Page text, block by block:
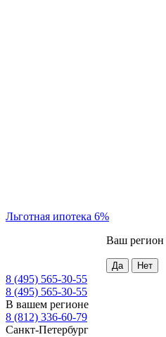
Льготная ипотека 6%
Ваш регион
8 (495) 565-30-55
8 (495) 565-30-55
В вашем регионе
8 (812) 336-60-79
Санкт-Петербург